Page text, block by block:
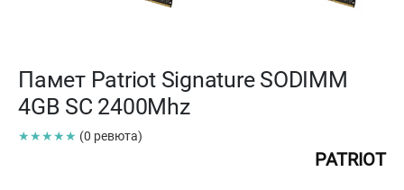
Памет Patriot Signature SODIMM
4GB SC 2400Mhz
★★★★★ (0 ревюта)
PATRIOT